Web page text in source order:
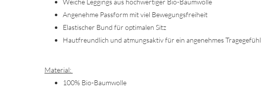
Weiche Leggings aus hochwertiger Bio-Baumwolle
Angenehme Passform mit viel Bewegungsfreiheit
Elastischer Bund für optimalen Sitz
Hautfreundlich und atmungsaktiv für ein angenehmes Tragegefühl
Material:
100% Bio-Baumwolle